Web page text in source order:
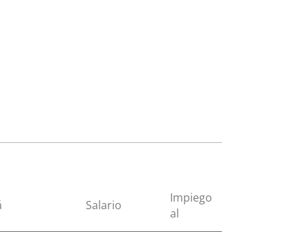
Salario
Impiego
al